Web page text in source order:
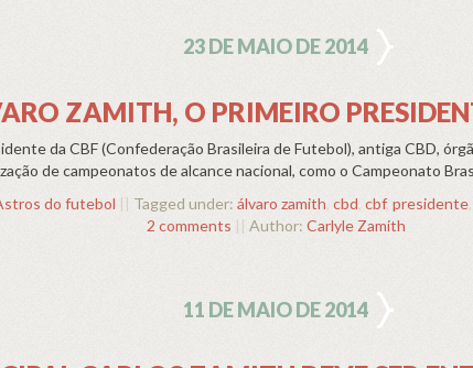
23 DE MAIO DE 2014
ZAMITH, O PRIMEIRO
da CBF (Confederação Brasileira de Futebol), antiga CBD,
de campeonatos de alcance nacional, como o Campeonato
do futebol || Tagged under: álvaro zamith, cbd, cbf, presidente,
2 comments || Author: Carlyle Zamith
11 DE MAIO DE 2014